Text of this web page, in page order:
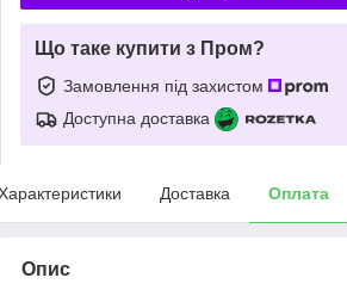
Що таке купити з Пром?
Замовлення під захистом
Доступна доставка
Доставка Оплата
Опис